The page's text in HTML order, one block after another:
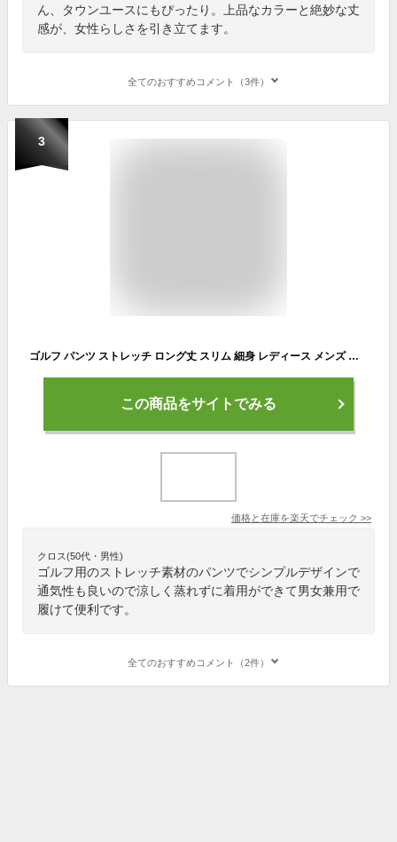
ん、タウンユースにもぴったり。上品なカラーと絶妙な丈
感が、女性らしさを引き立てます。
全てのおすすめコメント（3件）
3
ゴルフ パンツ ストレッチ ロング丈 スリム 細身 レディース メンズ 涼しい 春 夏 撥水 速乾 薄手 UVカット 男女兼用 レインパンツ キャンプ アウトドア フェス 大きいサイズ NAGP-60
この商品をサイトでみる
価格と在庫を楽天でチェック >>
クロス(50代・男性)
ゴルフ用のストレッチ素材のパンツでシンプルデザインで
通気性も良いので涼しく蒸れずに着用ができて男女兼用で
履けて便利です。
全てのおすすめコメント（2件）